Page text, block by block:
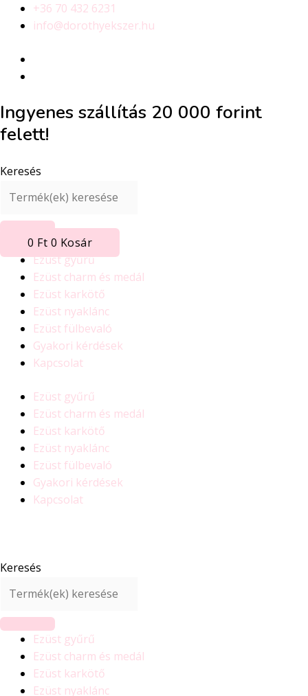
Skip
+36 70 432 6231
info@dorothyekszer.hu
Ingyenes szállítás 20 000 forint
felett!
Keresés
0 Ft 0 Kosár
Ezüst gyűrű
Ezüst charm és medál
Ezüst karkötő
Ezüst nyaklánc
Ezüst fülbevaló
Gyakori kérdések
Kapcsolat
Ezüst gyűrű
Ezüst charm és medál
Ezüst karkötő
Ezüst nyaklánc
Ezüst fülbevaló
Gyakori kérdések
Kapcsolat
Keresés
Ezüst gyűrű
Ezüst charm és medál
Ezüst karkötő
Ezüst nyaklánc